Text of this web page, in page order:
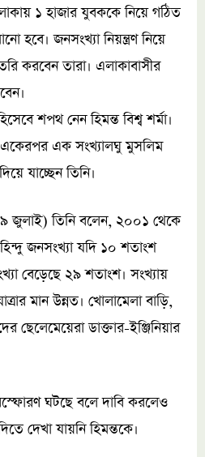
১ হাজার যুবককে নিয়ে গঠিত
হবে। জনসংখ্যা নিয়ন্ত্রণ নিয়ে
করবেন তারা। এলাকাবাসীর
শপথ নেন হিমন্ত বিশ্ব শর্মা।
এক সংখ্যালঘু মুসলিম
যাচ্ছেন তিনি।
জুলাই) তিনি বলেন, ২০০১ থেকে
জনসংখ্যা যদি ১০ শতাংশ
বেড়েছে ২৯ শতাংশ। সংখ্যায়
মান উন্নত। খোলামেলা বাড়ি,
ছেলেমেয়েরা ডাক্তার-ইঞ্জিনিয়ার
ঘটছে বলে দাবি করলেও
দেখা যায়নি হিমন্তকে।